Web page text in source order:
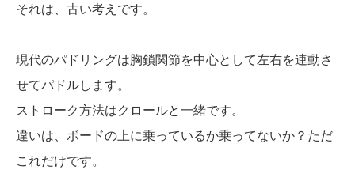
それは、古い考えです。
現代のパドリングは胸鎖関節を中心として左右を連動さ
せてパドルします。
ストローク方法はクロールと一緒です。
違いは、ボードの上に乗っているか乗ってないか？ただ
これだけです。